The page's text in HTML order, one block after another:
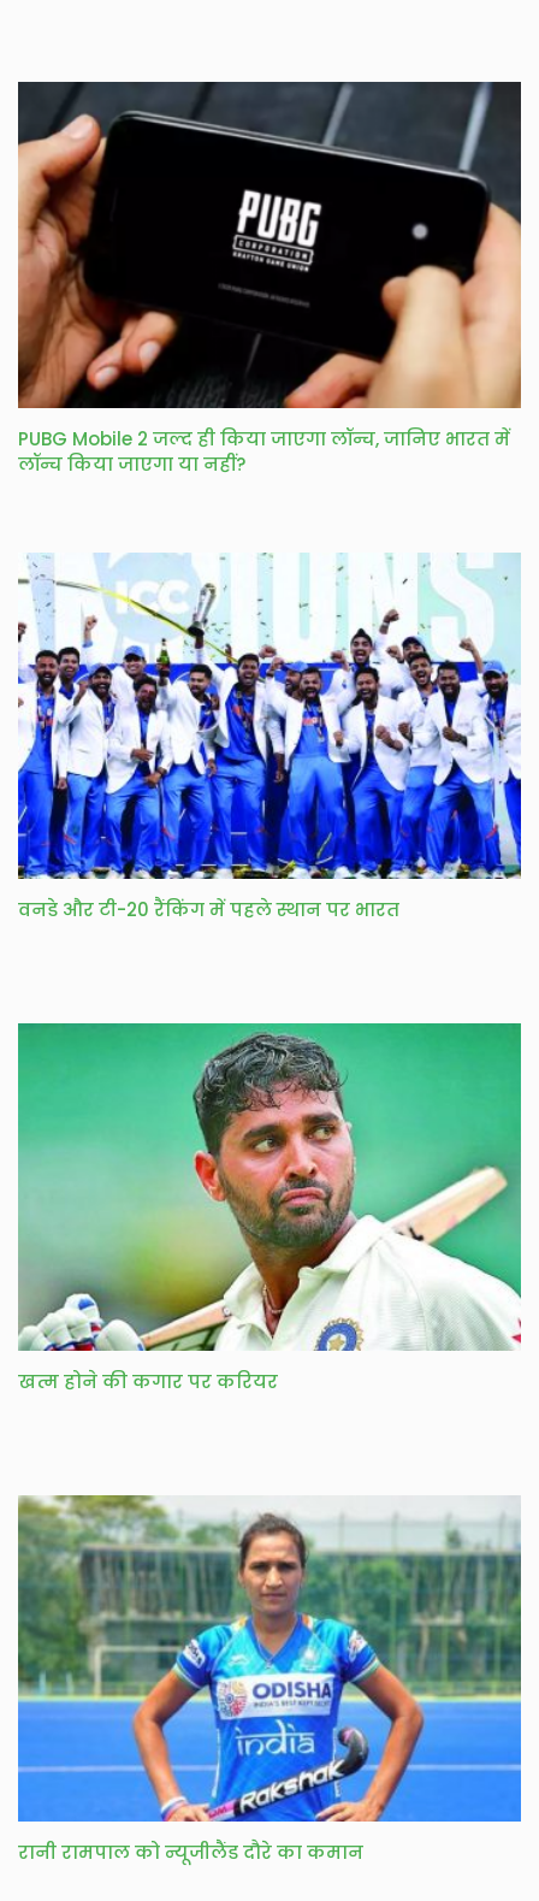
PUBG Mobile 2 जल्द ही किया जाएगा लॉन्च, जानिए भारत में
लॉन्च किया जाएगा या नहीं?
वनडे और टी-20 रैंकिंग में पहले स्थान पर भारत
खत्म होने की कगार पर करियर
रानी रामपाल को न्यूजीलैंड दौरे का कमान